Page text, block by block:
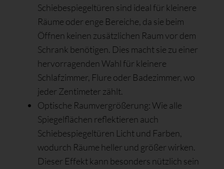
Schiebespiegeltüren sind ideal für kleinere
Räume oder enge Bereiche, da sie beim
Öffnen keinen zusätzlichen Raum vor dem
Schrank benötigen. Dies macht sie zu einer
hervorragenden Wahl für kleinere
Schlafzimmer, Flure oder Badezimmer, wo
jeder Zentimeter zählt.
Optische Raumvergrößerung: Wie alle
Spiegelflächen reflektieren auch
Schiebespiegeltüren Licht und Farben,
wodurch Räume heller und größer wirken.
Dieser Effekt kann besonders nützlich sein